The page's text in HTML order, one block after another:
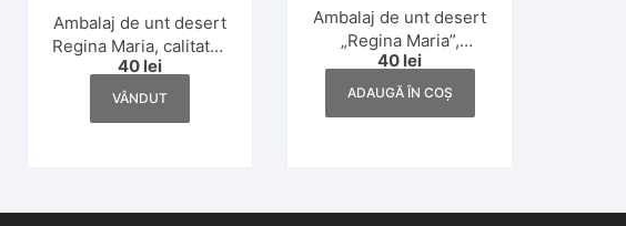
Ambalaj de unt desert
Regina Maria, calitatea
I, 200 gr, interbelic
40 lei
VÂNDUT
Ambalaj de unt desert
„Regina Maria”,
calitatea I, 100 gr.,
interbelic
40 lei
ADAUGĂ ÎN COȘ